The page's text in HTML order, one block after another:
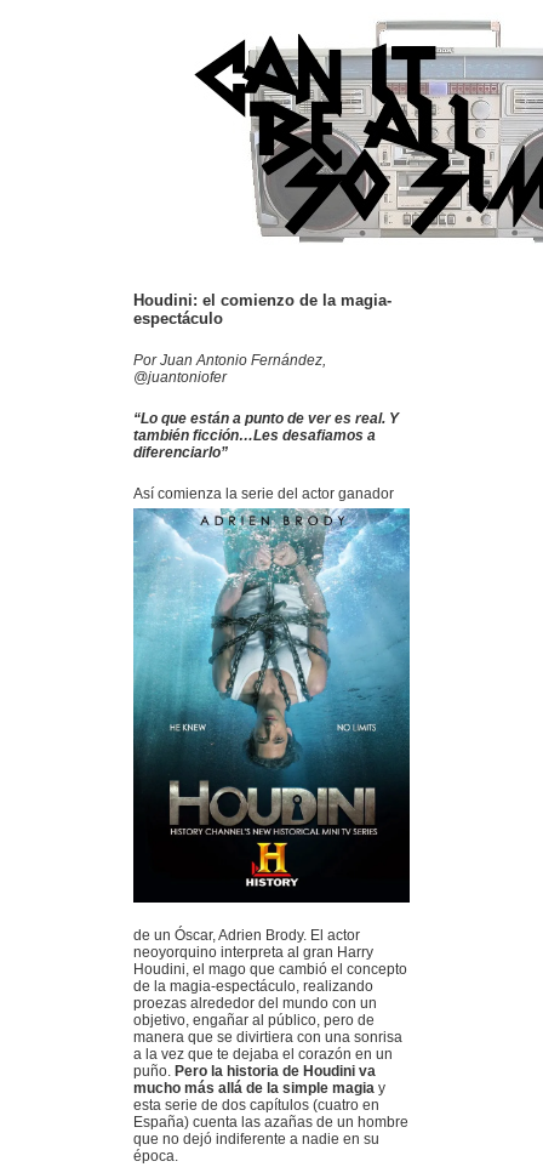
Houdini: el comienzo de la magia-
espectáculo
Por Juan Antonio Fernández,
@juantoniofer
“Lo que están a punto de ver es real. Y
también ficción…Les desafiamos a
diferenciarlo”
Así comienza la serie del actor ganador
de un Óscar, Adrien Brody. El actor
neoyorquino interpreta al gran Harry
Houdini, el mago que cambió el concepto
de la magia-espectáculo, realizando
proezas alrededor del mundo con un
objetivo, engañar al público, pero de
manera que se divirtiera con una sonrisa
a la vez que te dejaba el corazón en un
puño. Pero la historia de Houdini va
mucho más allá de la simple magia y
esta serie de dos capítulos (cuatro en
España) cuenta las azañas de un hombre
que no dejó indiferente a nadie en su
época.